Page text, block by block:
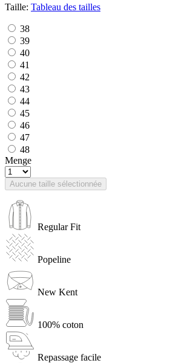
Taille: Tableau des tailles
38
39
40
41
42
43
44
45
46
47
48
Menge
Aucune taille sélectionnée
Regular Fit
Popeline
New Kent
100% coton
Repassage facile